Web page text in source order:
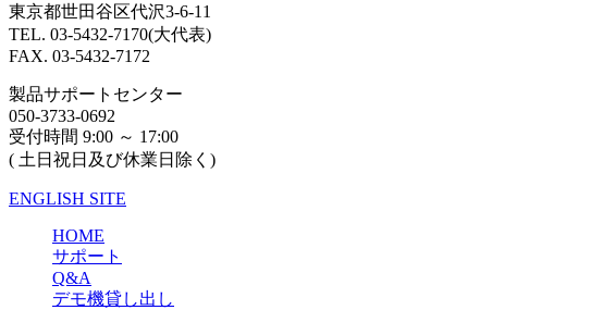
東京都世田谷区代沢3-6-11
TEL. 03-5432-7170(大代表)
FAX. 03-5432-7172
製品サポートセンター
050-3733-0692
受付時間 9:00 ～ 17:00
( 土日祝日及び休業日除く)
ENGLISH SITE
HOME
サポート
Q&A
デモ機貸し出し